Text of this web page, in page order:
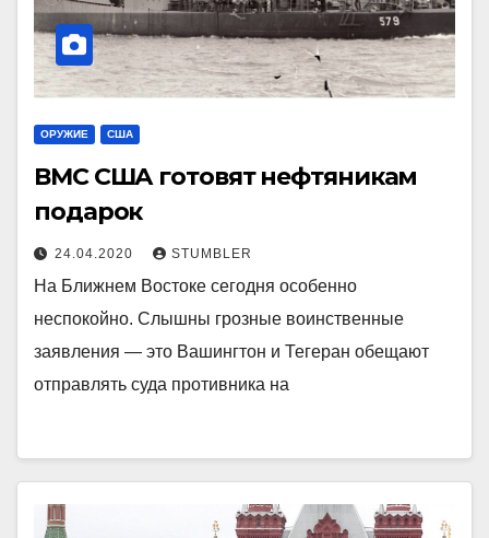
ОРУЖИЕ США
ВМС США готовят нефтяникам
подарок
24.04.2020 STUMBLER
На Ближнем Востоке сегодня особенно
неспокойно. Слышны грозные воинственные
заявления — это Вашингтон и Тегеран обещают
отправлять суда противника на